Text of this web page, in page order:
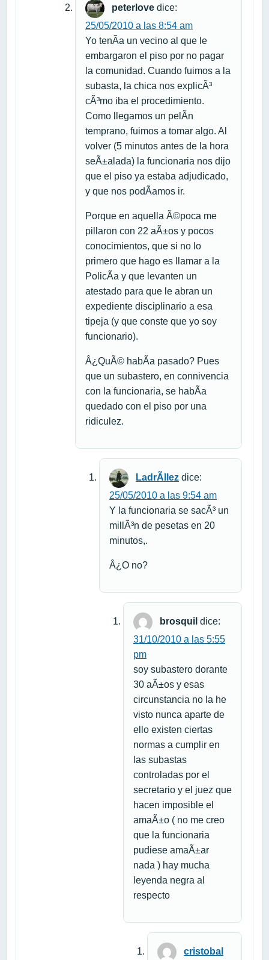
peterlove dice:
25/05/2010 a las 8:54 am
Yo tenÃ­a un vecino al que le
embargaron el piso por no pagar
la comunidad. Cuando fuimos a la
subasta, la chica nos explicÃ³
cÃ³mo iba el procedimiento.
Como llegamos un pelÃ­n
temprano, fuimos a tomar algo. Al
volver (5 minutos antes de la hora
seÃ±alada) la funcionaria nos dijo
que el piso ya estaba adjudicado,
y que nos podÃ­amos ir.
Porque en aquella Ã©poca me
pillaron con 22 aÃ±os y pocos
conocimientos, que si no lo
primero que hago es llamar a la
PolicÃ­a y que levanten un
atestado para que le abran un
expediente disciplinario a esa
tipeja (y que conste que yo soy
funcionario).
Â¿QuÃ© habÃ­a pasado? Pues
que un subastero, en connivencia
con la funcionaria, se habÃ­a
quedado con el piso por una
ridiculez.
LadrÃ­llez dice:
25/05/2010 a las 9:54 am
Y la funcionaria se sacÃ³ un
millÃ³n de pesetas en 20
minutos,.
Â¿O no?
brosquil dice:
31/10/2010 a las 5:55
pm
soy subastero dorante
30 aÃ±os y esas
circunstancia no la he
visto nunca aparte de
ello existen ciertas
normas a cumplir en
las subastas
controladas por el
secretario y el juez que
hacen imposible el
amaÃ±o ( no me creo
que la funcionaria
pudiese amaÃ±ar
nada ) hay mucha
leyenda negra al
respecto
cristobal